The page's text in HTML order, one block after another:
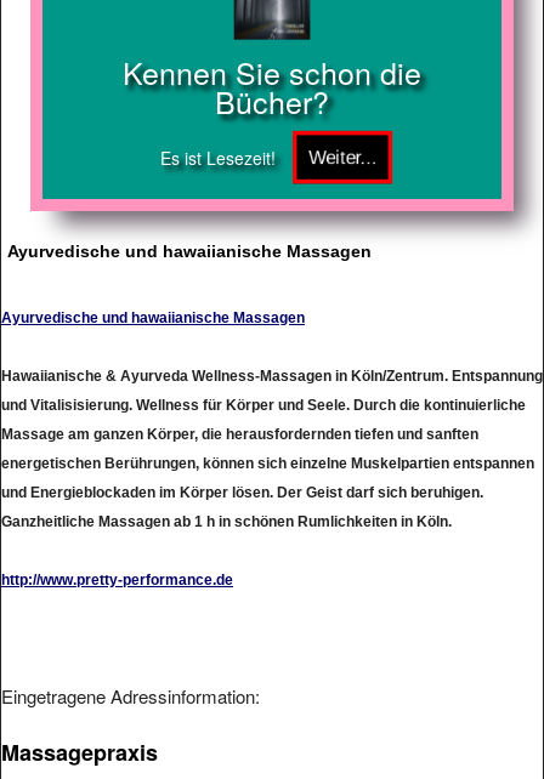
Kennen Sie schon die
Bücher?
Es ist Lesezeit!
Ayurvedische und hawaiianische Massagen
Ayurvedische und hawaiianische Massagen
Hawaiianische & Ayurveda Wellness-Massagen in Köln/Zentrum. Entspannung
und Vitalisisierung. Wellness für Körper und Seele. Durch die kontinuierliche
Massage am ganzen Körper, die herausfordernden tiefen und sanften
energetischen Berührungen, können sich einzelne Muskelpartien entspannen
und Energieblockaden im Körper lösen. Der Geist darf sich beruhigen.
Ganzheitliche Massagen ab 1 h in schönen Rumlichkeiten in Köln.
http://www.pretty-performance.de
Eingetragene Adressinformation:
Massagepraxis